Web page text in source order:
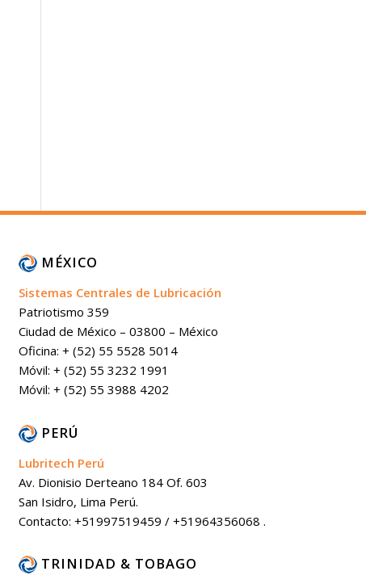
MÉXICO
Sistemas Centrales de Lubricación
Patriotismo 359
Ciudad de México – 03800 – México
Oficina: + (52) 55 5528 5014
Móvil: + (52) 55 3232 1991
Móvil: + (52) 55 3988 4202
PERÚ
Lubritech Perú
Av. Dionisio Derteano 184 Of. 603
San Isidro, Lima Perú.
Contacto: +51997519459 / +51964356068 .
TRINIDAD & TOBAGO